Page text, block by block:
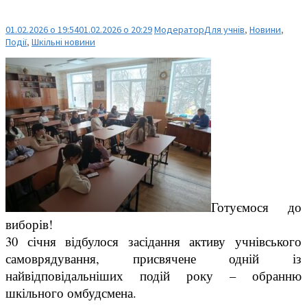
01.02.2026 о 19:5401.02.2026 о 20:29МодераторДля учнів, Новини,
Події, Шкільні новини
Готуємося до
виборів!
30 січня відбулося засідання активу учнівського
самоврядування, присвячене одній із
найвідповідальніших подій року – обранню
шкільного омбудсмена.